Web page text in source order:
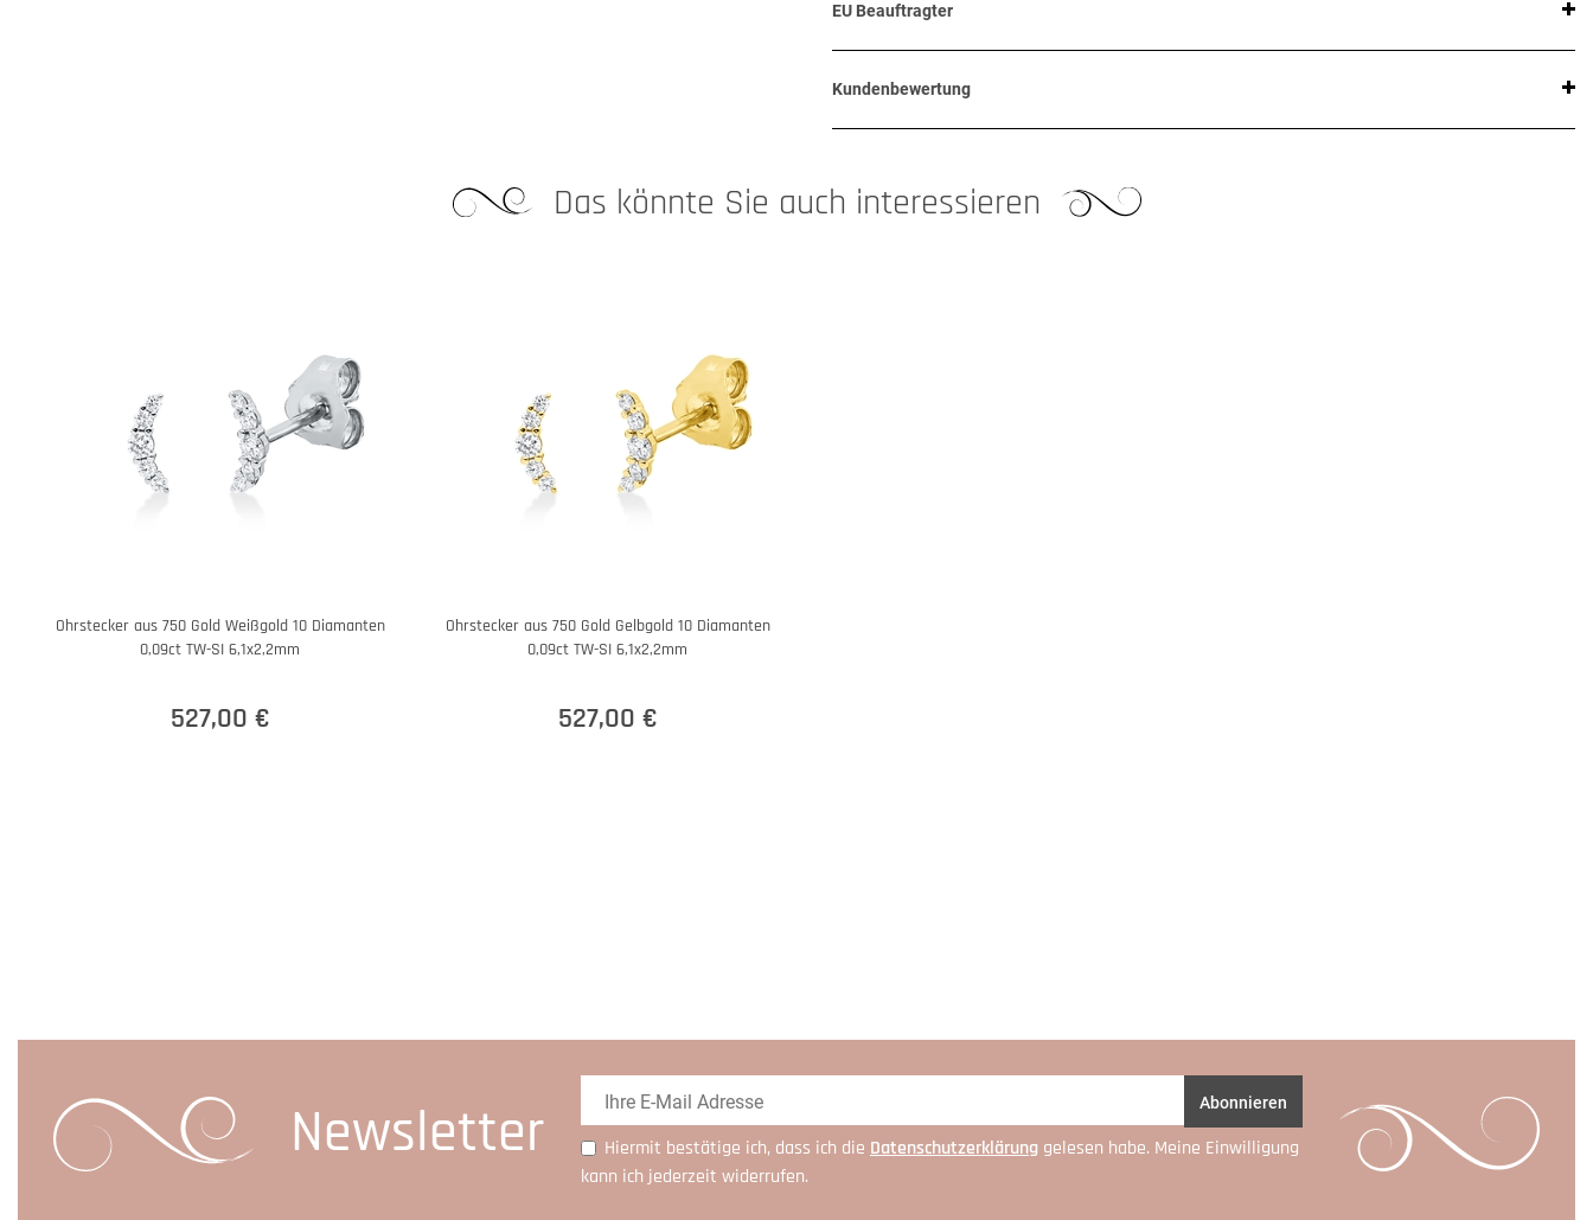
EU Beauftragter
Kundenbewertung
Das könnte Sie auch interessieren
Ohrstecker aus 750 Gold Weißgold 10 Diamanten
0,09ct TW-SI 6,1x2,2mm
527,00 €
Ohrstecker aus 750 Gold Gelbgold 10 Diamanten
0,09ct TW-SI 6,1x2,2mm
527,00 €
Newsletter Abonnieren
Hiermit bestätige ich, dass ich die Daten­schutz­erklärung gelesen habe. Meine Einwilligung
kann ich jederzeit widerrufen.